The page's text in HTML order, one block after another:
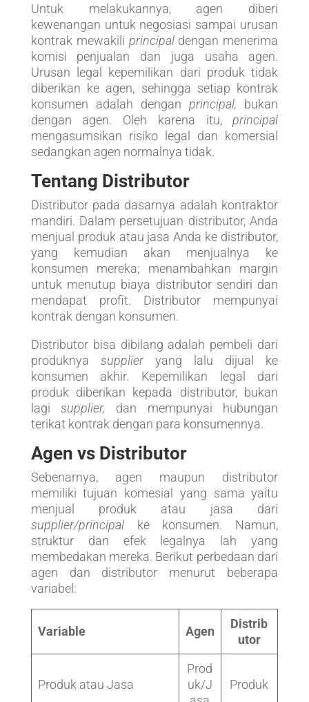
Untuk melakukannya, agen diberi
kewenangan untuk negosiasi sampai urusan
kontrak mewakili principaldengan menerima
komisi penjualan dan juga usaha agen.
Urusan legal kepemilikan dari produk tidak
diberikan ke agen, sehingga setiap kontrak
konsumen adalah denganprincipal, bukan
dengan agen. Oleh karena itu,principal
mengasumsikan risiko legal dan komersial
sedangkan agen normalnya tidak.
Tentang Distributor
Distributor pada dasarnya adalah kontraktor
mandiri. Dalam persetujuan distributor, Anda
menjual produk atau jasa Anda ke distributor,
yang kemudian akan menjualnya ke
konsumen mereka; menambahkan margin
untuk menutup biaya distributor sendiri dan
mendapat profit. Distributor mempunyai
kontrak dengan konsumen.
Distributor bisa dibilang adalah pembeli dari
produknya supplieryang lalu dijual ke
konsumen akhir. Kepemilikan legal dari
produk diberikan kepada distributor, bukan
lagisupplier, dan mempunyai hubungan
terikat kontrak dengan para konsumennya.
Agen vs Distributor
Sebenarnya, agen maupun distributor
memiliki tujuan komesial yang sama yaitu
menjual produk atau jasa dari
supplier/principalke konsumen. Namun,
struktur dan efek legalnya lah yang
membedakan mereka. Berikut perbedaan dari
agen dan distributor menurut beberapa
variabel:
Variable Agen
Distrib
utor
Produk atau Jasa
Prod
uk/J
Produk